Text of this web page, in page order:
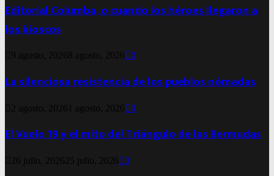
Editorial Columba, o cuando los héroes llegaron a
los kioscos
9 agosto, 20268 agosto, 2026 0
La silenciosa resistencia de los pueblos nómadas
2 agosto, 2026 1 agosto, 2026 0
El Vuelo 19 y el mito del Triángulo de las Bermudas
26 julio, 2026 25 julio, 2026 0